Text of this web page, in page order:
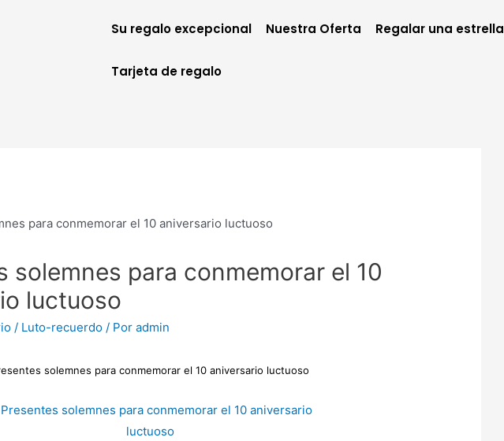
Su regalo excepcional Nuestra Oferta Regalar una estrella
Tarjeta de regalo
solemnes para conmemorar el 10
luctuoso
/ Luto-recuerdo / Poradmin
solemnes para conmemorar el 10 aniversario luctuoso